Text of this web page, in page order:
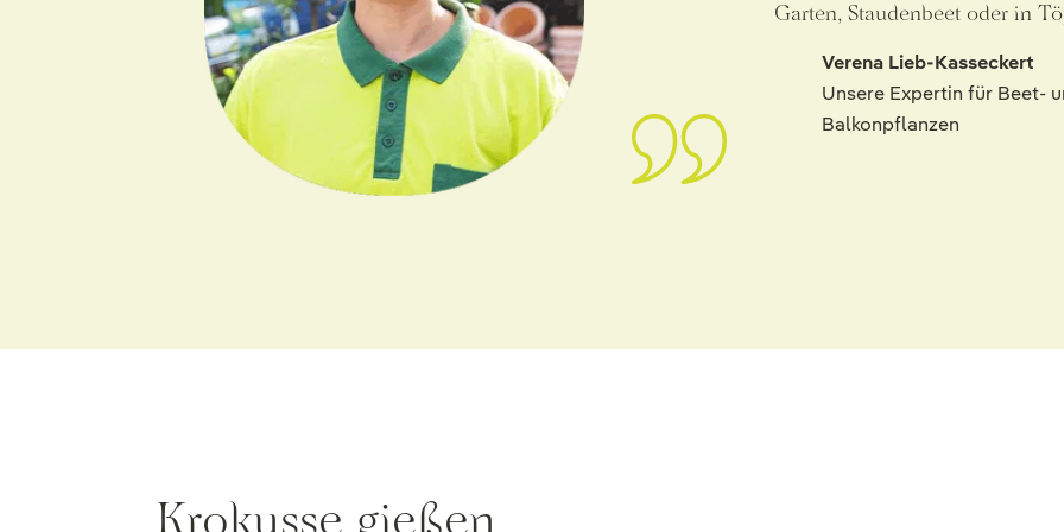
Garten, Staudenbeet oder in
Verena Lieb-Kasseckert
Unsere Expertin für Beet-
Balkonpflanzen
Krokusse gießen